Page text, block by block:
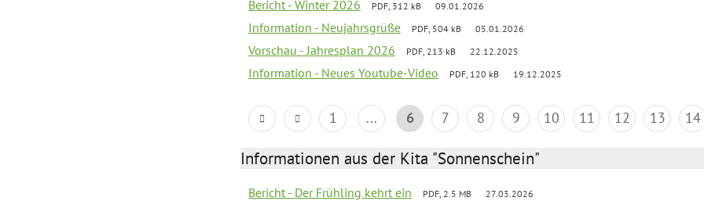
Bericht - Winter 2026 PDF, 312 kB 09.01.2026
Information - Neujahrsgrüße PDF, 504 kB 05.01.2026
Vorschau - Jahresplan 2026 PDF, 213 kB 22.12.2025
Information - Neues Youtube-Video PDF, 120 kB 19.12.2025
1 ... 6 7 8 9 10 11 12 13 14
Informationen aus der Kita "Sonnenschein"
Bericht - Der Frühling kehrt ein PDF, 2.5 MB 27.03.2026